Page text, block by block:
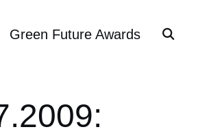
Green Future Awards